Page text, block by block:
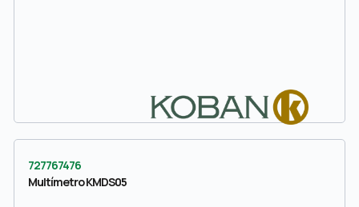
727767476
Multímetro KMDS05